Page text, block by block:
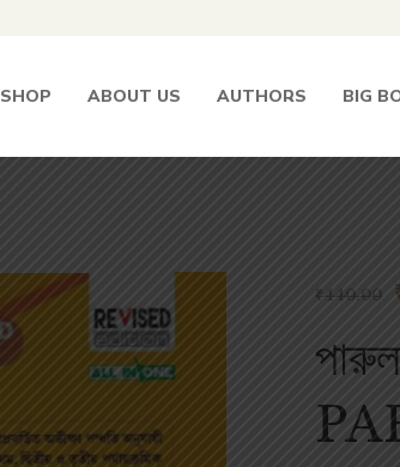
SHOP ABOUT US AUTHORS BIG
₹ 440.00